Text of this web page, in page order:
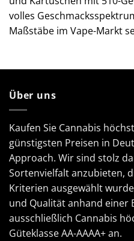
volles
Maßstäbe im Vape-Markt
Über uns
Kaufen Sie Cannabis
günstigsten Preisen in
Approach. Wir sind stolz
Sortenvielfalt anzubieten,
Kriterien ausgewählt
und Qualität anhand einer
ausschließlich Cannabis
Güteklasse AA-AAAA+ an.